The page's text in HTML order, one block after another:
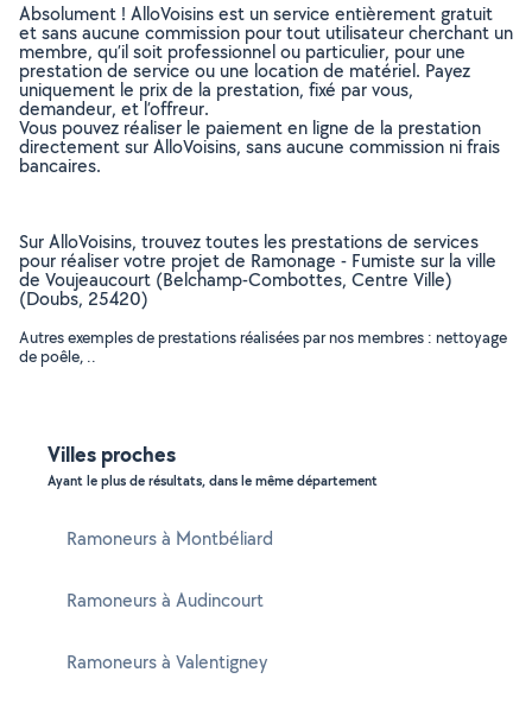
Absolument ! AlloVoisins est un service entièrement gratuit
et sans aucune commission pour tout utilisateur cherchant un
membre, qu’il soit professionnel ou particulier, pour une
prestation de service ou une location de matériel. Payez
uniquement le prix de la prestation, fixé par vous,
demandeur, et l’offreur.
Vous pouvez réaliser le paiement en ligne de la prestation
directement sur AlloVoisins, sans aucune commission ni frais
bancaires.
Sur AlloVoisins, trouvez toutes les prestations de services
pour réaliser votre projet de Ramonage - Fumiste sur la ville
de Voujeaucourt (Belchamp-Combottes, Centre Ville)
(Doubs, 25420)
Autres exemples de prestations réalisées par nos membres : nettoyage
de poêle, ..
Villes proches
Ayant le plus de résultats, dans le même département
Ramoneurs à Montbéliard
Ramoneurs à Audincourt
Ramoneurs à Valentigney